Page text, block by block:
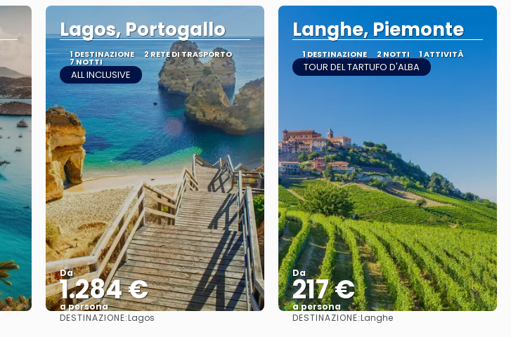
Lagos, Portogallo
1 DESTINAZIONE 2 RETE DI TRASPORTO
7 NOTTI
ALL INCLUSIVE
Da
1.284 €
a persona
Vedere
DESTINAZIONE:Lagos
Langhe, Piemonte
1 DESTINAZIONE 2 NOTTI 1 ATTIVITÀ
TOUR DEL TARTUFO D'ALBA
Da
217 €
a persona
Vedere
DESTINAZIONE:Langhe